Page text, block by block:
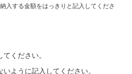
入する金額をはっきりと記入してくださ
ください。
ように記入してください。